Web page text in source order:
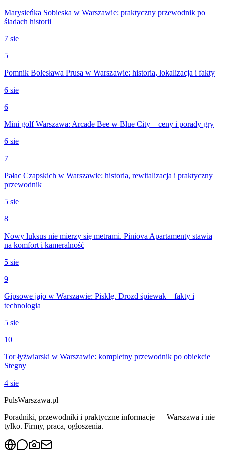
Marysieńka Sobieska w Warszawie: praktyczny przewodnik po
śladach historii
7 sie
5
Pomnik Bolesława Prusa w Warszawie: historia, lokalizacja i fakty
6 sie
6
Mini golf Warszawa: Arcade Bee w Blue City – ceny i porady gry
6 sie
7
Pałac Czapskich w Warszawie: historia, rewitalizacja i praktyczny
przewodnik
5 sie
8
Nowy luksus nie mierzy się metrami. Piniova Apartamenty stawia
na komfort i kameralność
5 sie
9
Gipsowe jajo w Warszawie: Pisklę. Drozd śpiewak – fakty i
technologia
5 sie
10
Tor łyżwiarski w Warszawie: kompletny przewodnik po obiekcie
Stegny
4 sie
PulsWarszawa.pl
Poradniki, przewodniki i praktyczne informacje — Warszawa i nie
tylko. Firmy, praca, ogłoszenia.